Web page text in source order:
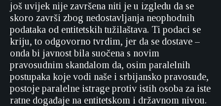
još uvijek nije završena niti je u izgledu da se
skoro završi zbog nedostavljanja neophodnih
podataka od entitetskih tužilaštava. Ti podaci se
kriju, to odgovorno tvrdim, jer da se dostave –
onda bi javnost bila suočena s novim
pravosudnim skandalom da, osim paralelnih
postupaka koje vodi naše i srbijansko pravosuđe,
postoje paralelne istrage protiv istih osoba za iste
ratne događaje na entitetskom i državnom nivou.